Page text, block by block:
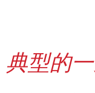
典型的